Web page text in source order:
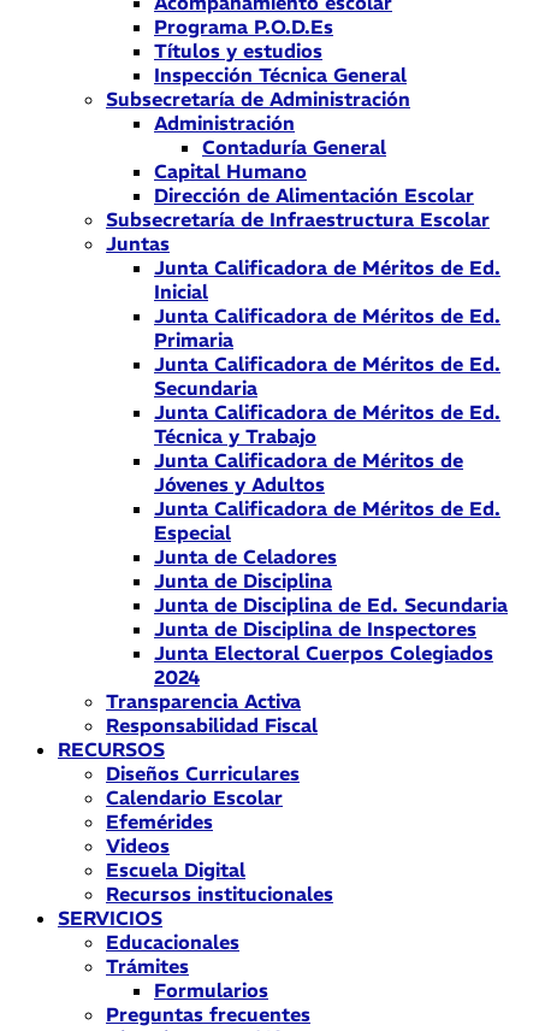
Programa P.O.D.Es
Títulos y estudios
Inspección Técnica General
Subsecretaría de Administración
Administración
Contaduría General
Capital Humano
Dirección de Alimentación Escolar
Subsecretaría de Infraestructura Escolar
Juntas
Junta Calificadora de Méritos de Ed.
Inicial
Junta Calificadora de Méritos de Ed.
Primaria
Junta Calificadora de Méritos de Ed.
Secundaria
Junta Calificadora de Méritos de Ed.
Técnica y Trabajo
Junta Calificadora de Méritos de
Jóvenes y Adultos
Junta Calificadora de Méritos de Ed.
Especial
Junta de Celadores
Junta de Disciplina
Junta de Disciplina de Ed. Secundaria
Junta de Disciplina de Inspectores
Junta Electoral Cuerpos Colegiados
2024
Transparencia Activa
Responsabilidad Fiscal
RECURSOS
Diseños Curriculares
Calendario Escolar
Efemérides
Videos
Escuela Digital
Recursos institucionales
SERVICIOS
Educacionales
Trámites
Formularios
Preguntas frecuentes